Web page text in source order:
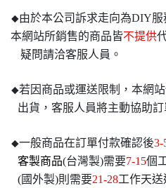
◆由於本公司訴求走向為DIY服
本網站所銷售的商品皆不提供
疑問請洽客服人員。
◆若因商品或運送限制，本網
出貨，客服人員將主動協助訂
◆一般商品在訂單付款確認後3-
客製商品(台灣製)需要7-15個
(國外製)則需要21-28工作天送